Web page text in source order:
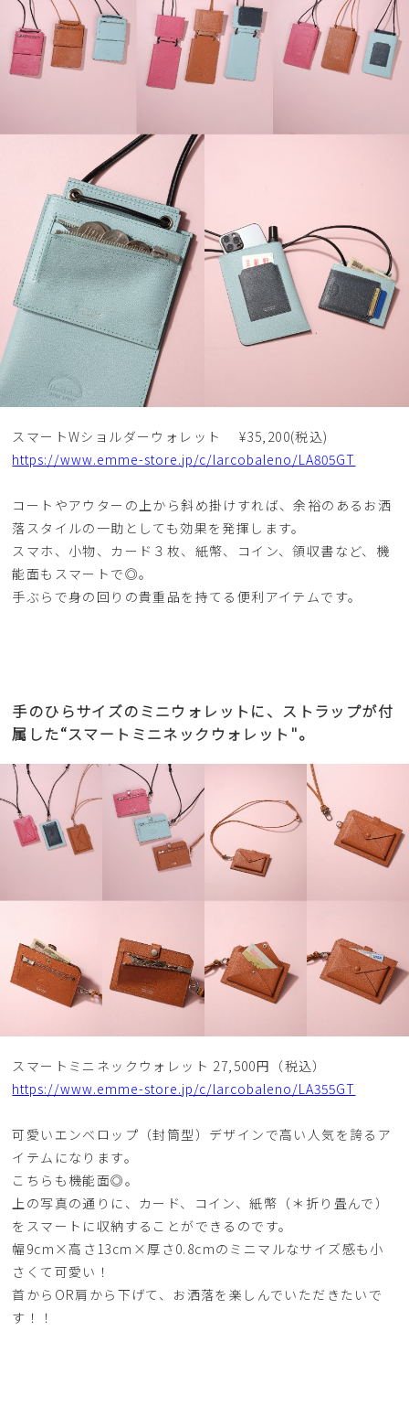
スマートWショルダーウォレット ¥35,200(税込)
https://www.emme-store.jp/c/larcobaleno/LA805GT
コートやアウターの上から斜め掛けすれば、余裕のあるお洒
落スタイルの一助としても効果を発揮します。
スマホ、小物、カード３枚、紙幣、コイン、領収書など、機
能面もスマートで◎。
手ぶらで身の回りの貴重品を持てる便利アイテムです。
手のひらサイズのミニウォレットに、ストラップが付
属した“スマートミニネックウォレット"。
スマートミニネックウォレット 27,500円（税込）
https://www.emme-store.jp/c/larcobaleno/LA355GT
可愛いエンべロップ（封筒型）デザインで高い人気を誇るア
イテムになります。
こちらも機能面◎。
上の写真の通りに、カード、コイン、紙幣（＊折り畳んで）
をスマートに収納することができるのです。
幅9cm×高さ13cm×厚さ0.8cmのミニマルなサイズ感も小
さくて可愛い！
首からOR肩から下げて、お洒落を楽しんでいただきたいで
す！！